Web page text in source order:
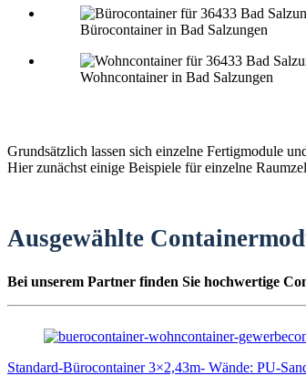
Bürocontainer in Bad Salzungen
Wohncontainer in Bad Salzungen
Grundsätzlich lassen sich einzelne Fertigmodule
Hier zunächst einige Beispiele für einzelne
Ausgewählte
Bei unserem Partner finden Sie hochwertige
Standard-Bürocontainer 3×2,43m- Wände: PU-